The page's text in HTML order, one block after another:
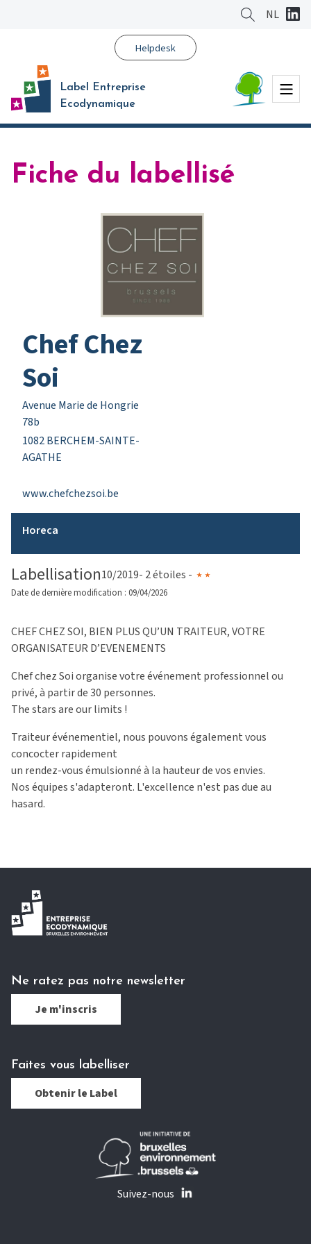
NL
Helpdesk
Label Entreprise
Ecodynamique
Menu
Fiche du labellisé
Chef Chez
Soi
Avenue Marie de Hongrie
78b
1082 BERCHEM-SAINTE-
AGATHE
www.chefchezsoi.be
Horeca
Labellisation10/2019- 2 étoiles -
Date de dernière modification : 09/04/2026
CHEF CHEZ SOI, BIEN PLUS QU’UN TRAITEUR, VOTRE
ORGANISATEUR D’EVENEMENTS
Chef chez Soi organise votre événement professionnel ou
privé, à partir de 30 personnes.
The stars are our limits !
Traiteur événementiel, nous pouvons également vous
concocter rapidement
un rendez-vous émulsionné à la hauteur de vos envies.
Nos équipes s'adapteront. L'excellence n'est pas due au
hasard.
Ne ratez pas notre newsletter
Je m'inscris
Faites vous labelliser
Obtenir le Label
Suivez-nous